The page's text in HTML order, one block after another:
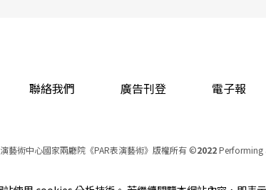
聯絡我們 廣告刊登 電子報
藝術中心國家兩廳院《PAR表演藝術》版權所有©2022Performing
本站所提供相關演出資訊，如有異動應以主辦單位